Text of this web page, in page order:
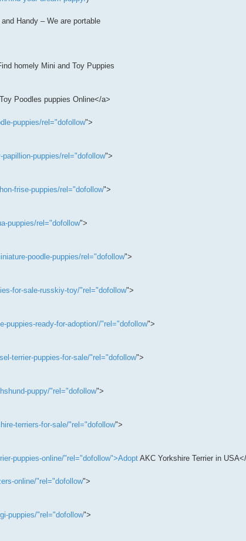
Handy – We are portable
homely Mini and Toy Puppies
Poodles puppies Online</a>
puppies/rel="dofollow">
puppies/rel="dofollow">
frise-puppies/rel="dofollow">
puppies/rel="dofollow">
poodle-puppies/rel="dofollow">
for-sale-russkiy-toy/"rel="dofollow">
puppies-ready-for-adoption//"rel="dofollow">
terrier-puppies-for-sale/"rel="dofollow">
puppy/"rel="dofollow">
terriers-for-sale/"rel="dofollow">
puppies-online/"rel="dofollow">Adopt AKC Yorkshire Terrier in
online/"rel="dofollow">
puppies/"rel="dofollow">